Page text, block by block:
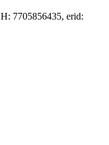
7705856435, erid: